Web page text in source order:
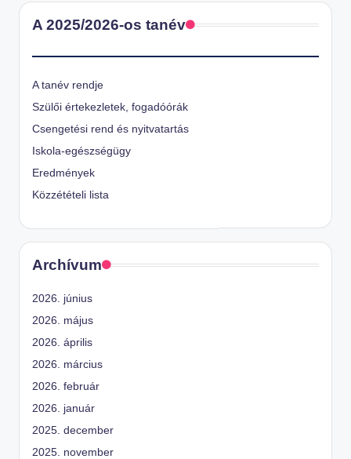
A 2025/2026-os tanév
A tanév rendje
Szülői értekezletek, fogadóórák
Csengetési rend és nyitvatartás
Iskola-egészségügy
Eredmények
Közzétételi lista
Archívum
2026. június
2026. május
2026. április
2026. március
2026. február
2026. január
2025. december
2025. november